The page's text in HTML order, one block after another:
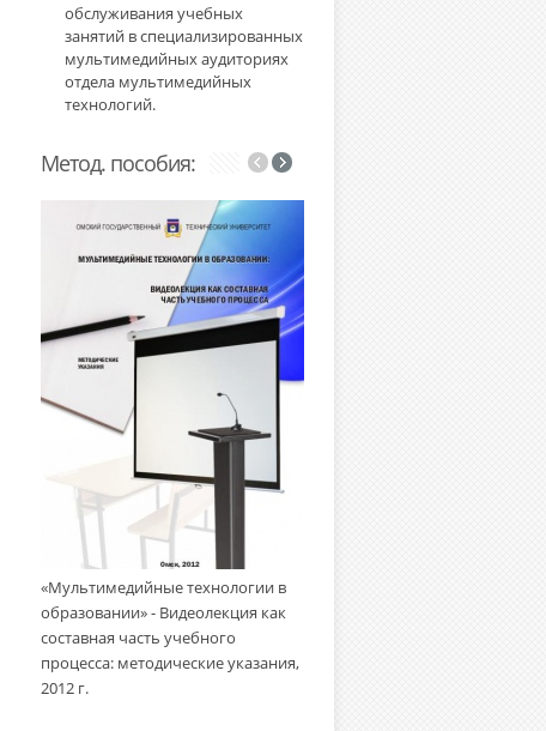
обслуживания учебных
занятий в специализированных
мультимедийных аудиториях
отдела мультимедийных
технологий.
Метод. пособия:
«Мультимедийные технологии в
образовании» - Видеолекция как
составная часть учебного
процесса: методические указания,
2012 г.